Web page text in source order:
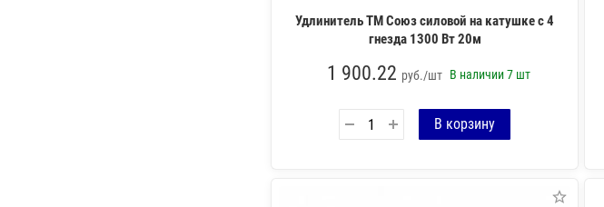
Удлинитель ТМ Союз силовой на катушке с 4
гнезда 1300 Вт 20м
1 900.22 руб./шт В наличии7 шт